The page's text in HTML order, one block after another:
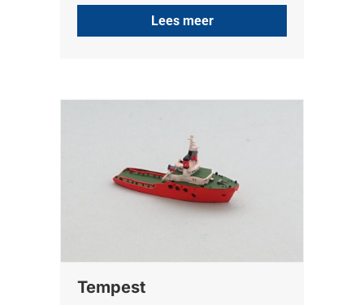
Lees meer
Tempest